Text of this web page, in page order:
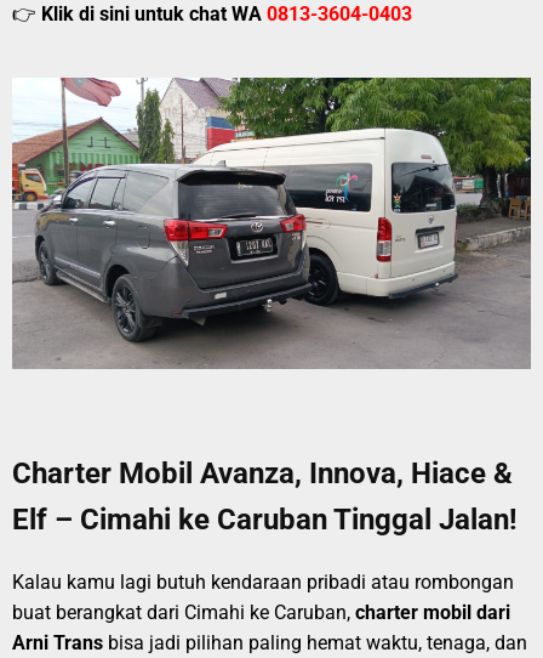
👉 Klik di sini untuk chat WA 0813-3604-0403
Charter Mobil Avanza, Innova, Hiace &
Elf – Cimahi ke Caruban Tinggal Jalan!
Kalau kamu lagi butuh kendaraan pribadi atau rombongan
buat berangkat dari Cimahi ke Caruban, charter mobil dari
Arni Trans bisa jadi pilihan paling hemat waktu, tenaga, dan